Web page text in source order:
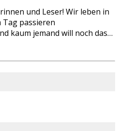
und Leser! Wir leben in
Tag passieren
kaum jemand will noch das…